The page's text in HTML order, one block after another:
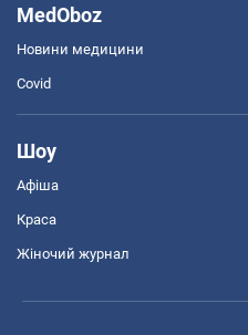
MedOboz
Новини медицини
Covid
Шоу
Афіша
Краса
Жіночий журнал